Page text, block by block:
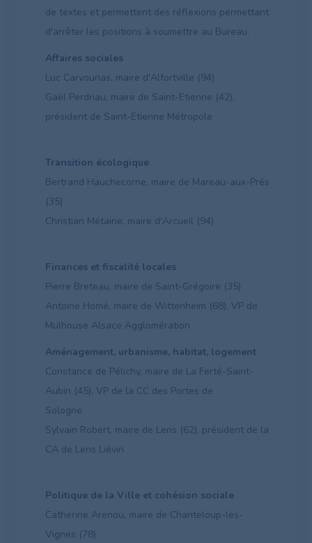
de textes et permettent des réflexions permettant
d'arrêter les positions à soumettre au Bureau.
Affaires sociales
Luc Carvounas, maire d'Alfortville (94)
Gaël Perdriau, maire de Saint-Etienne (42),
président de Saint-Etienne Métropole
Transition écologique
Bertrand Hauchecorne, maire de Mareau-aux-Prés
(35)
Christian Métairie, maire d'Arcueil (94)
Finances et fiscalité locales
Pierre Breteau, maire de Saint-Grégoire (35)
Antoine Homé, maire de Wittenheim (68), VP de
Mulhouse Alsace Agglomération
Aménagement, urbanisme, habitat, logement
Constance de Pélichy, maire de La Ferté-Saint-
Aubin (45), VP de la CC des Portes de
Sologne
Sylvain Robert, maire de Lens (62), président de la
CA de Lens Liévin
Politique de la Ville et cohésion sociale
Catherine Arenou, maire de Chanteloup-les-
Vignes (78)